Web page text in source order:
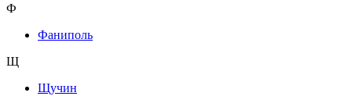
Ф
Фаниполь
Щ
Щучин